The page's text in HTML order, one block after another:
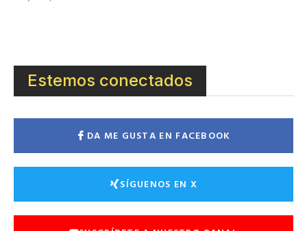
Estemos conectados
DA ME GUSTA EN FACEBOOK
SÍGUENOS EN X